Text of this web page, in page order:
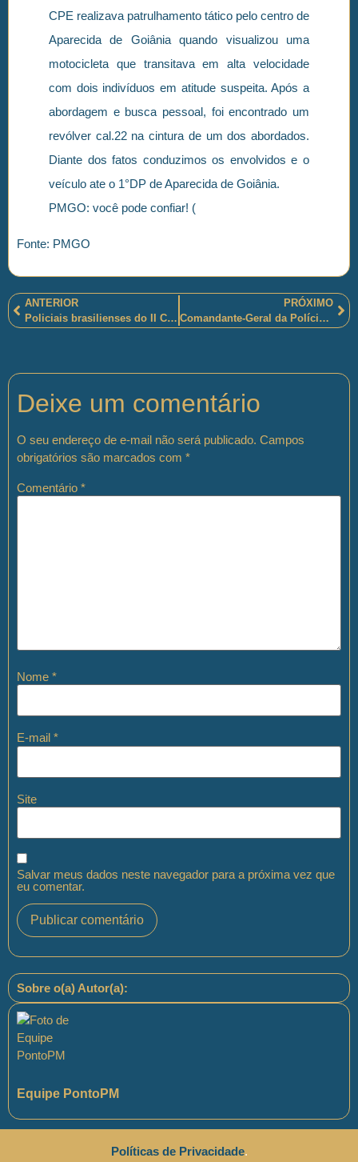
CPE realizava patrulhamento tático pelo centro de
Aparecida de Goiânia quando visualizou uma
motocicleta que transitava em alta velocidade
com dois indivíduos em atitude suspeita. Após a
abordagem e busca pessoal, foi encontrado um
revólver cal.22 na cintura de um dos abordados.
Diante dos fatos conduzimos os envolvidos e o
veículo ate o 1°DP de Aparecida de Goiânia.
PMGO: você pode confiar! (
Fonte: PMGO
ANTERIOR
Policiais brasilienses do II Comando de Policiamento Regional Oeste comemoram o Dia das Crianças com concurso, palestra e stands
PRÓXIMO
Comandante-Geral da Polícia Militar da Bahia recebe Medalha Coronel Fontoura
Deixe um comentário
O seu endereço de e-mail não será publicado. Campos
obrigatórios são marcados com *
Comentário *
Nome *
E-mail *
Site
Salvar meus dados neste navegador para a próxima vez que
eu comentar.
Sobre o(a) Autor(a):
Equipe PontoPM
Políticas de Privacidade.